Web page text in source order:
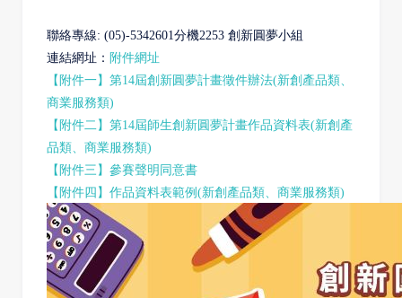
聯絡專線: (05)-5342601分機2253 創新圓夢小組
連結網址： 附件網址
【附件一】第14屆創新圓夢計畫徵件辦法(新創產品類、
商業服務類)
【附件二】第14屆師生創新圓夢計畫作品資料表(新創產
品類、商業服務類)
【附件三】參賽聲明同意書
【附件四】作品資料表範例(新創產品類、商業服務類)